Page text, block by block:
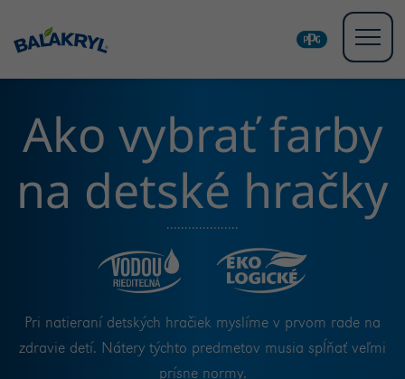
Ako vybrať farby
na detské hračky
Pri natieraní detských hračiek myslíme v prvom rade na
zdravie detí. Nátery týchto predmetov musia spĺňať veľmi
prísne normy.